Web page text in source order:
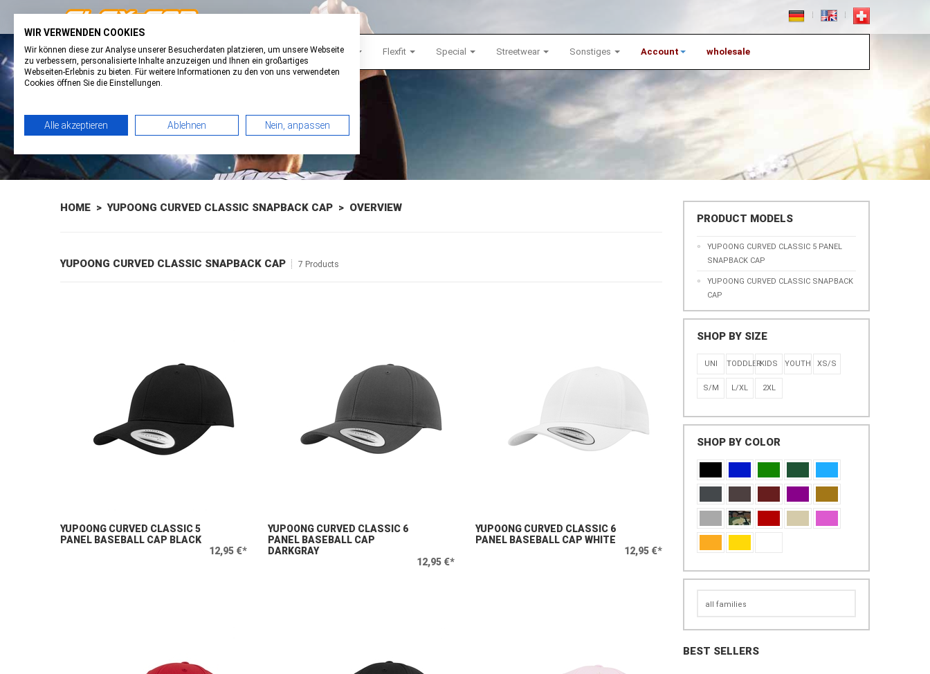
BASKET 0
FAVORITES 0 Snapback Flexfit Special Streetwear Sonstiges Account wholesale
HOME >YUPOONG CURVED CLASSIC SNAPBACK CAP > OVERVIEW
YUPOONG CURVED CLASSIC SNAPBACK CAP 7 Products
YUPOONG CURVED CLASSIC 5
PANEL BASEBALL CAP BLACK
12,95 €*
YUPOONG CURVED CLASSIC 6
PANEL BASEBALL CAP
DARKGRAY
12,95 €*
YUPOONG CURVED CLASSIC 6
PANEL BASEBALL CAP WHITE
12,95 €*
PRODUCT MODELS
YUPOONG CURVED CLASSIC 5 PANEL
SNAPBACK CAP
YUPOONG CURVED CLASSIC SNAPBACK
CAP
SHOP BY SIZE
UNI TODDLERKIDS YOUTH XS/S
S/M L/XL 2XL
SHOP BY COLOR
BEST SELLERS
WIR VERWENDEN COOKIES
Wir können diese zur Analyse unserer Besucherdaten platzieren, um unsere Webseite
zu verbessern, personalisierte Inhalte anzuzeigen und Ihnen ein großartiges
Webseiten-Erlebnis zu bieten. Für weitere Informationen zu den von uns verwendeten
Cookies öffnen Sie die Einstellungen.
Alle akzeptieren Ablehnen Nein, anpassen